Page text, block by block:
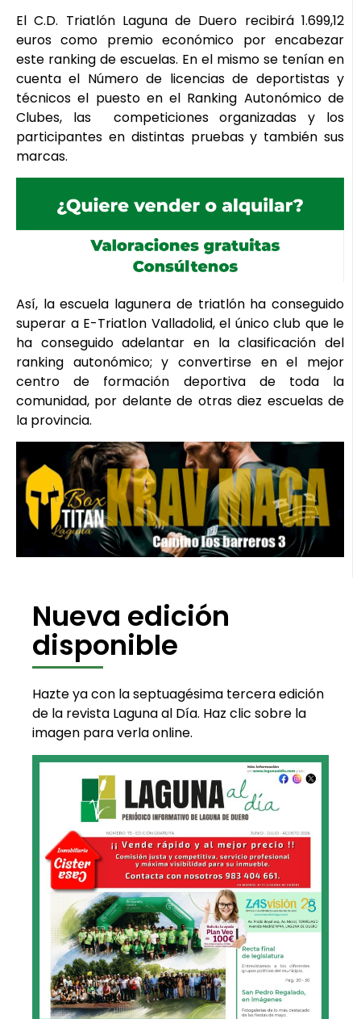
El C.D. Triatlón Laguna de Duero recibirá 1.699,12
euros como premio económico por encabezar
este ranking de escuelas. En el mismo se tenían en
cuenta el Número de licencias de deportistas y
técnicos el puesto en el Ranking Autonómico de
Clubes, las competiciones organizadas y los
participantes en distintas pruebas y también sus
marcas.
Así, la escuela lagunera de triatlón ha conseguido
superar a E-Triatlon Valladolid, el único club que le
ha conseguido adelantar en la clasificación del
ranking autonómico; y convertirse en el mejor
centro de formación deportiva de toda la
comunidad, por delante de otras diez escuelas de
la provincia.
Nueva edición
disponible
Hazte ya con la septuagésima tercera edición
de la revista Laguna al Día. Haz clic sobre la
imagen para verla online.